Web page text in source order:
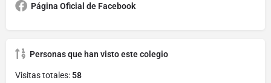
Página Oficial de Facebook
Personas que han visto este colegio
Visitas totales: 58